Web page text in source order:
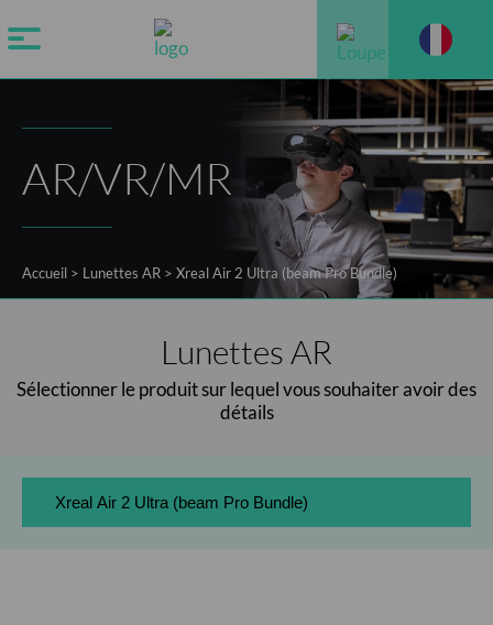
AR/VR/MR
Accueil > Lunettes AR > Xreal Air 2 Ultra (beam Pro Bundle)
Lunettes AR
Sélectionner le produit sur lequel vous souhaiter avoir des
détails